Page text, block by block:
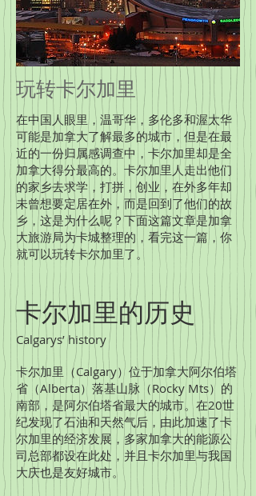
玩转卡尔加里
在中国人眼里，温哥华，多伦多和渥太华
可能是加拿大了解最多的城市，但是在最
近的一份归属感调查中，卡尔加里却是全
加拿大得分最高的。卡尔加里人走出他们
的家乡去求学，打拼，创业，在外多年却
未曾想要定居在外，而是回到了他们的故
乡，这是为什么呢？下面这篇文章是加拿
大旅游局为卡城整理的，看完这一篇，你
就可以玩转卡尔加里了。
卡尔加里的历史
Calgarys’ history
卡尔加里（Calgary）位于加拿大阿尔伯塔
省（Alberta）落基山脉（Rocky Mts）的
南部，是阿尔伯塔省最大的城市。在20世
纪发现了石油和天然气后，由此加速了卡
尔加里的经济发展，多家加拿大的能源公
司总部都设在此处，并且卡尔加里与我国
大庆也是友好城市。